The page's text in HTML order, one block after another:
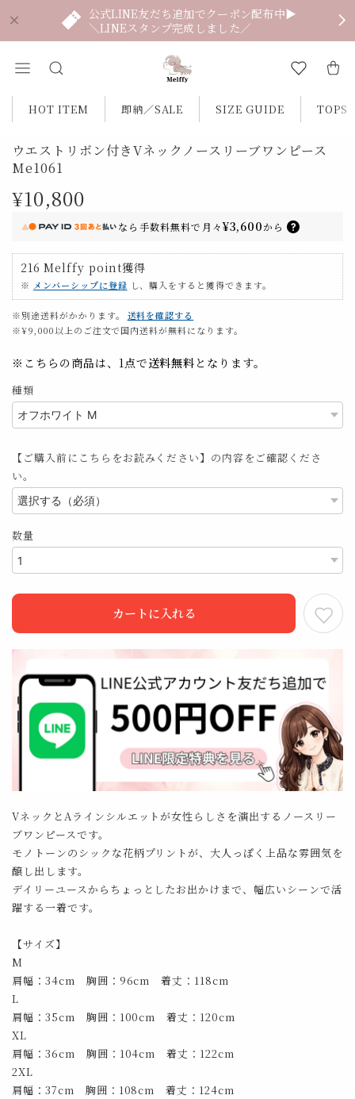
公式LINE友だち追加でクーポン配布中▶
＼LINEスタンプ完成しました／
HOT ITEM 即納／SALE SIZE GUIDE TOPS
ウエストリボン付きVネックノースリーブワンピース
Me1061
¥10,800
なら 手数料無料で 月々¥3,600から
216 Melffy point獲得
※ メンバーシップに登録 し、購入をすると獲得できます。
※別途送料がかかります。
送料を確認する
※¥9,000以上のご注文で国内送料が無料になります。
※こちらの商品は、1点で送料無料 となります。
種類
【ご購入前にこちらをお読みください】の内容をご確認くださ
い。
数量
カートに入れる
VネックとAラインシルエットが女性らしさを演出するノースリー
ブワンピースです。
モノトーンのシックな花柄プリントが、大人っぽく上品な雰囲気を
醸し出します。
デイリーユースからちょっとしたお出かけまで、幅広いシーンで活
躍する一着です。
【サイズ】
M
肩幅：34cm 胸囲：96cm 着丈：118cm
L
肩幅：35cm 胸囲：100cm 着丈：120cm
XL
肩幅：36cm 胸囲：104cm 着丈：122cm
2XL
肩幅：37cm 胸囲：108cm 着丈：124cm